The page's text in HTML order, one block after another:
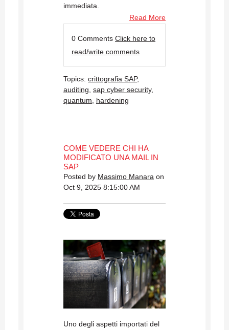
immediata.
Read More
0 Comments Click here to
read/write comments
Topics: crittografia SAP,
auditing, sap cyber security,
quantum, hardening
COME VEDERE CHI HA
MODIFICATO UNA MAIL IN
SAP
Posted by Massimo Manara on
Oct 9, 2025 8:15:00 AM
Uno degli aspetti importati del